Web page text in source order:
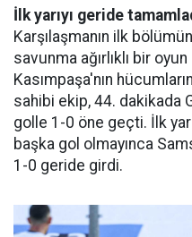
İlk yarıyı geride
Karşılaşmanın ilk
savunma ağırlıklı bir
Kasımpaşa'nın
sahibi ekip, 44. dakikada
golle 1-0 öne geçti. İlk
başka gol olmayınca
1-0 geride girdi.